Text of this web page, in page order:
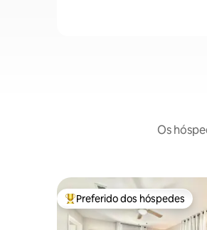
Os
Entre os melhores preferidos
Preferido dos hóspedes